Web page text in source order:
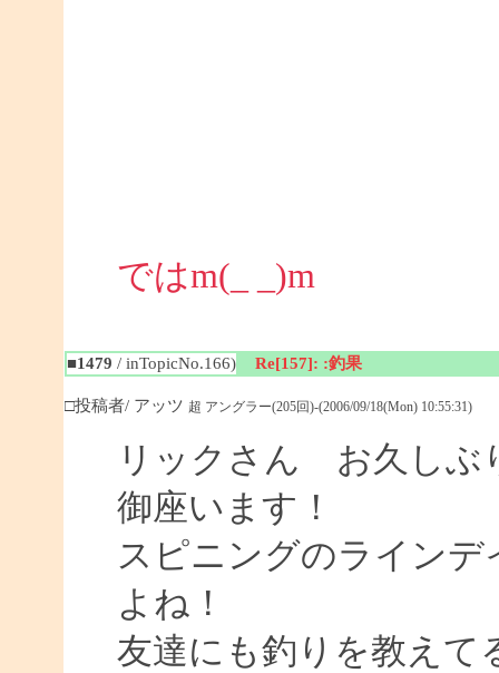
ではm(_ _)m
■1479 / inTopicNo.166) Re[157]: :釣果
□投稿者/ アッツ 超 アングラー(205回)-(2006/09/18(Mon) 10:55:31)
リックさん お久しぶ
御座います！
スピニングのライン
よね！
友達にも釣りを教えて